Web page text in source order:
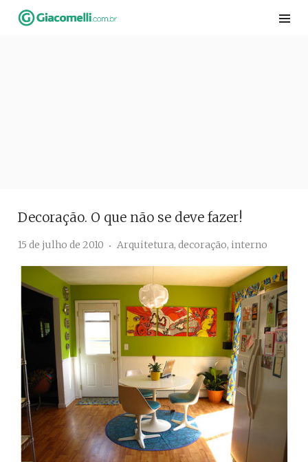
Skip
Decoração. O que não se deve fazer!
15 de julho de 2010 Arquitetura, decoração, interno